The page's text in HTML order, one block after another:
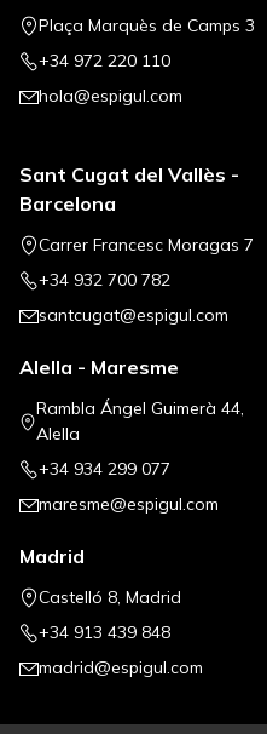
Plaça Marquès de Camps 3
+34 972 220 110
hola@espigul.com
Sant Cugat del Vallès -
Barcelona
Carrer Francesc Moragas 7
+34 932 700 782
santcugat@espigul.com
Alella - Maresme
Rambla Ángel Guimerà 44,
Alella
+34 934 299 077
maresme@espigul.com
Madrid
Castelló 8, Madrid
+34 913 439 848
madrid@espigul.com